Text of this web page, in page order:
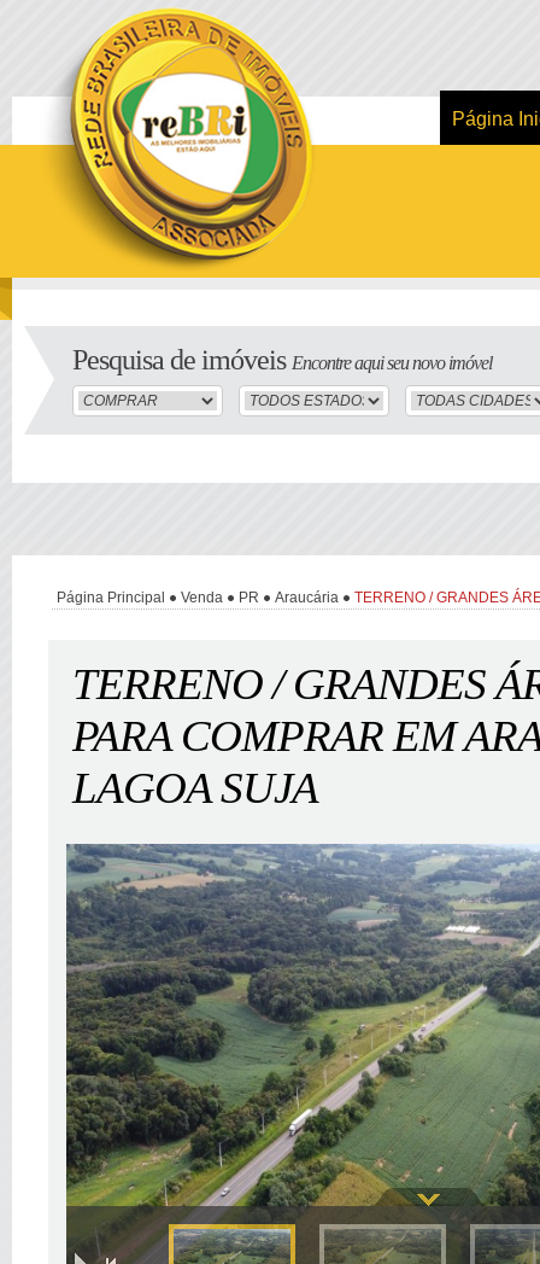
Página
Pesquisa de imóveis Encontre aqui seu novo imóvel
Página Principal Venda PR Araucária TERRENO / GRANDES
TERRENO / GRANDES
PARA COMPRAR EM
LAGOA SUJA